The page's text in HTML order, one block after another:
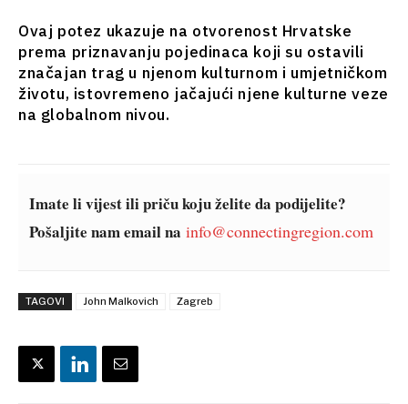
Analiza
Istraži
kulturi
Sport
Hrana
Magazin
Istražite
Sport
Magazin
Western
Ovaj potez ukazuje na otvorenost Hrvatske
prema priznavanju pojedinaca koji su ostavili
značajan trag u njenom kulturnom i umjetničkom
životu, istovremeno jačajući njene kulturne veze
na globalnom nivou.
Imate li vijest ili priču koju želite da podijelite?
Pošaljite nam email na info@connectingregion.com
TAGOVI John Malkovich Zagreb